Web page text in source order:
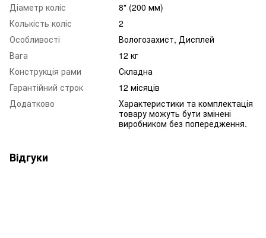
Діаметр коліс
8" (200 мм)
Колькість коліс
2
Особливості
Вологозахист, Дисплей
Вага
12 кг
Конструкція рами
Складна
Гарантійний строк
12 місяців
Додатково
Характеристики та комплектація
товару можуть бути змінені
виробником без попередження.
Відгуки